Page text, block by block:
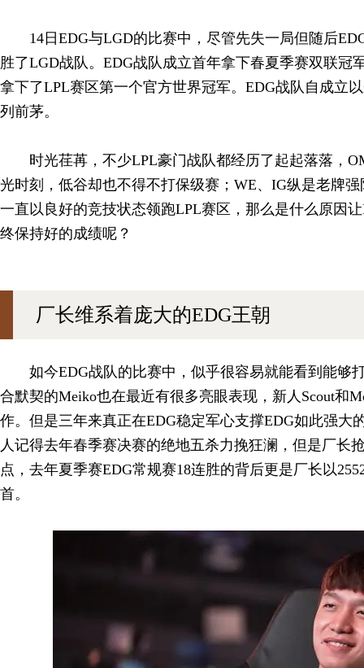
14日EDG与LGD的比赛中，尽管先失一局但随后
胜了LGD战队。EDG战队成立首年拿下春夏季赛双联冠
拿下了LPL赛区第一个官方世界冠军。EDG战队自成立
列前茅。
时光荏苒，不少LPL豪门战队都经历了起起落落，
光时刻，低谷却也不得不打保级赛；WE、IG纵是老牌
一直以良好的竞技状态领跑LPL赛区，那么是什么原因
终保持好的成绩呢？
厂长维系着庞大的EDG王朝
如今EDG战队的比赛中，似乎很容易就能看到能够
合默契的Meiko也在最近有很多亮眼表现，新人Scout和
作。但是三年来真正在EDG稳定军心支撑EDG如此强大
人记得去年春季赛决赛的绝地五杀力挽狂澜，但是厂长
点，去年夏季赛EDG常规赛18连胜的背后更是厂长以
首。